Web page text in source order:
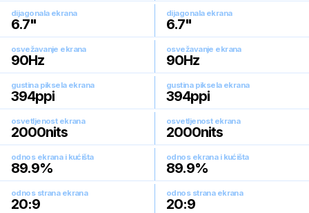
dijagonala ekrana
6.7"
dijagonala ekrana
6.7"
osvežavanje ekrana
90Hz
osvežavanje ekrana
90Hz
gustina piksela ekrana
394ppi
gustina piksela ekrana
394ppi
osvetljenost ekrana
2000nits
osvetljenost ekrana
2000nits
odnos ekrana i kućišta
89.9%
odnos ekrana i kućišta
89.9%
odnos strana ekrana
20:9
odnos strana ekrana
20:9